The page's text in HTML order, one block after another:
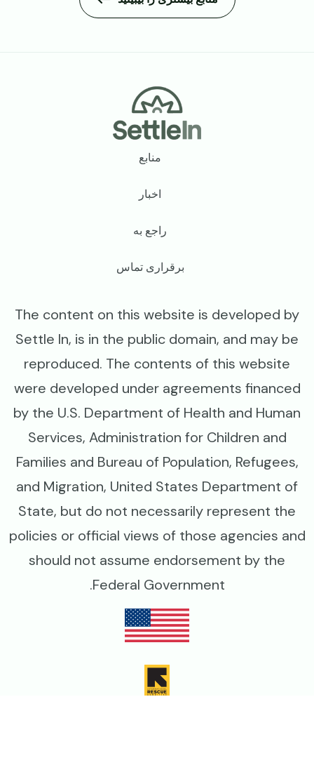
منابع
اخبار
راجع به
برقراری تماس
The content on this website is developed by
Settle In, is in the public domain, and may be
reproduced. The contents of this website
were developed under agreements financed
by the U.S. Department of Health and Human
Services, Administration for Children and
Families and Bureau of Population, Refugees,
and Migration, United States Department of
State, but do not necessarily represent the
policies or official views of those agencies and
should not assume endorsement by the
Federal Government.